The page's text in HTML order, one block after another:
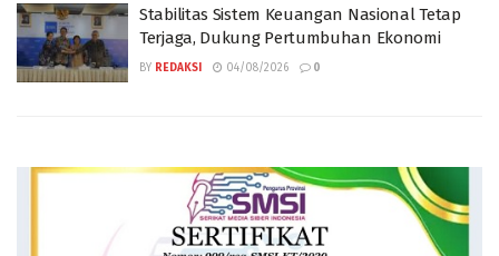
Stabilitas Sistem Keuangan Nasional Tetap
Terjaga, Dukung Pertumbuhan Ekonomi
BY REDAKSI 04/08/2026 0